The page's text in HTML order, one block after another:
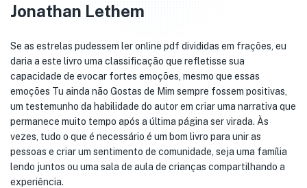
Jonathan Lethem
Se as estrelas pudessem ler online pdf divididas em frações, eu
daria a este livro uma classificação que refletisse sua
capacidade de evocar fortes emoções, mesmo que essas
emoções Tu ainda não Gostas de Mim sempre fossem positivas,
um testemunho da habilidade do autor em criar uma narrativa que
permanece muito tempo após a última página ser virada. Às
vezes, tudo o que é necessário é um bom livro para unir as
pessoas e criar um sentimento de comunidade, seja uma família
lendo juntos ou uma sala de aula de crianças compartilhando a
experiência.